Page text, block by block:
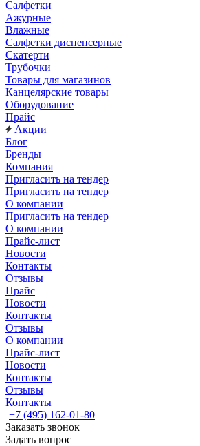
Салфетки
Ажурные
Влажные
Салфетки диспенсерные
Скатерти
Трубочки
Товары для магазинов
Канцелярские товары
Оборудование
Прайс
Акции
Блог
Бренды
Компания
Пригласить на тендер
Пригласить на тендер
О компании
Пригласить на тендер
О компании
Прайс-лист
Новости
Контакты
Отзывы
Прайс
Новости
Контакты
Отзывы
О компании
Прайс-лист
Новости
Контакты
Отзывы
Контакты
+7 (495) 162-01-80
Заказать звонок
Задать вопрос